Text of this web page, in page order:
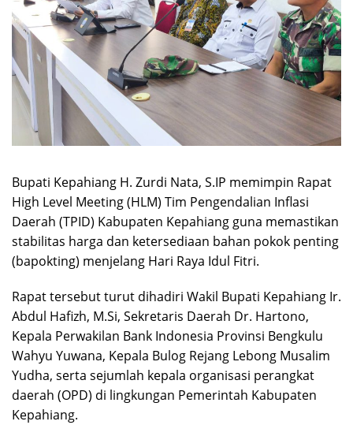
Bupati Kepahiang H. Zurdi Nata, S.IP memimpin Rapat
High Level Meeting (HLM) Tim Pengendalian Inflasi
Daerah (TPID) Kabupaten Kepahiang guna memastikan
stabilitas harga dan ketersediaan bahan pokok penting
(bapokting) menjelang Hari Raya Idul Fitri.
Rapat tersebut turut dihadiri Wakil Bupati Kepahiang Ir.
Abdul Hafizh, M.Si, Sekretaris Daerah Dr. Hartono,
Kepala Perwakilan Bank Indonesia Provinsi Bengkulu
Wahyu Yuwana, Kepala Bulog Rejang Lebong Musalim
Yudha, serta sejumlah kepala organisasi perangkat
daerah (OPD) di lingkungan Pemerintah Kabupaten
Kepahiang.